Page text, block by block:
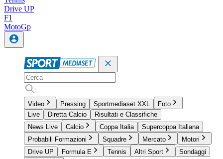
Drive UP
F1
MotoGp
Video Pressing Sportmediaset XXL
Foto
Live
Diretta Calcio
Risultati e Classifiche
News Live
Calcio Coppa Italia
Supercoppa Italiana
Probabili Formazioni
Squadre Mercato
Motori
Drive UP
Formula E Tennis Altri Sport
Sondaggi